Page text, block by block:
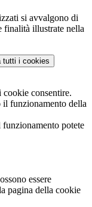
si avvalgono di
finalità illustrate nella
tutti i cookies
cookie consentire.
il funzionamento della
funzionamento potete
essere
pagina della cookie